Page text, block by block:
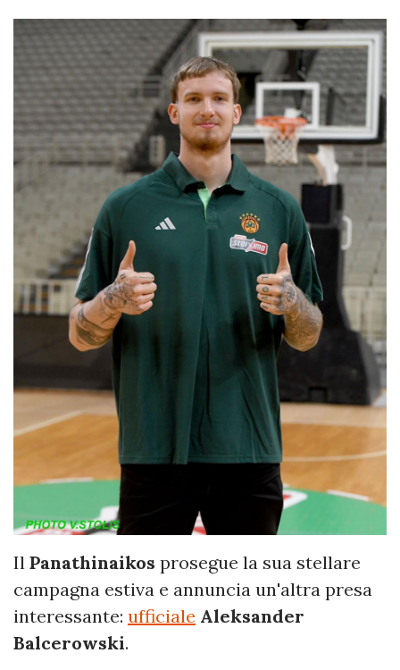
Il Panathinaikos prosegue la sua stellare
campagna estiva e annuncia un'altra presa
interessante: ufficiale Aleksander
Balcerowski.